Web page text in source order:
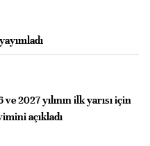
2027 yılının ilk yarısı için
açıkladı